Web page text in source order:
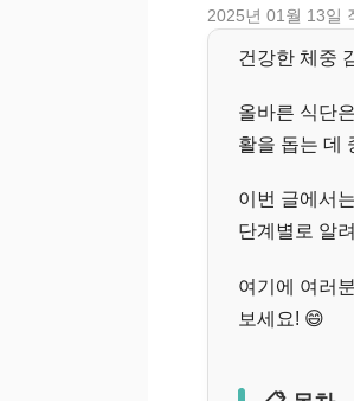
2025년 01월 13일
건강한 체중
올바른 식단
활을 돕는 데
이번 글에서는
단계별로 알
여기에 여러
보세요! 😄